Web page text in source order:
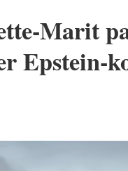
Marit
Epstein-